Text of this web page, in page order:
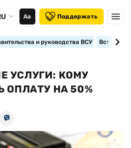
Аа Поддержать
и руководства ВСУ
УСЛУГИ: КОМУ
ОПЛАТУ НА 50%